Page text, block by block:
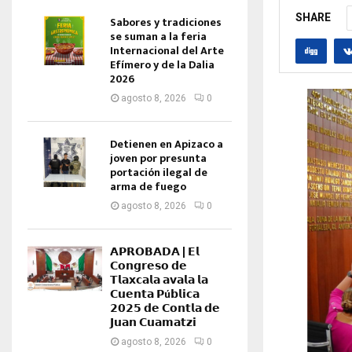
SHARE
Sabores y tradiciones
se suman a la feria
Internacional del Arte
Efímero y de la Dalia
2026
agosto 8, 2026 0
Detienen en Apizaco a
joven por presunta
portación ilegal de
arma de fuego
agosto 8, 2026 0
𝗔𝗣𝗥𝗢𝗕𝗔𝗗𝗔 | 𝗘𝗹
𝗖𝗼𝗻𝗴𝗿𝗲𝘀𝗼 𝗱𝗲
𝗧𝗹𝗮𝘅𝗰𝗮𝗹𝗮 𝗮𝘃𝗮𝗹𝗮 𝗹𝗮
𝗖𝘂𝗲𝗻𝘁𝗮 𝗣ú𝗯𝗹𝗶𝗰𝗮
𝟮𝟬𝟮𝟱 𝗱𝗲 𝗖𝗼𝗻𝘁𝗹𝗮 𝗱𝗲
𝗝𝘂𝗮𝗻 𝗖𝘂𝗮𝗺𝗮𝘁𝘇𝗶
agosto 8, 2026 0